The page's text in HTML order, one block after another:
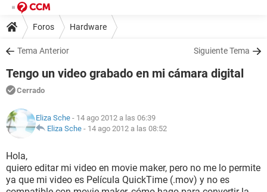
Foros Hardware
Tema Anterior Siguiente Tema
Tengo un video grabado en mi cámara digital
Cerrado
Eliza Sche - 14 ago 2012 a las 06:39
Eliza Sche - 14 ago 2012 a las 08:52
Hola,
quiero editar mi video en movie maker, pero no me lo permite
ya que mi video es Película QuickTime (.mov) y no es